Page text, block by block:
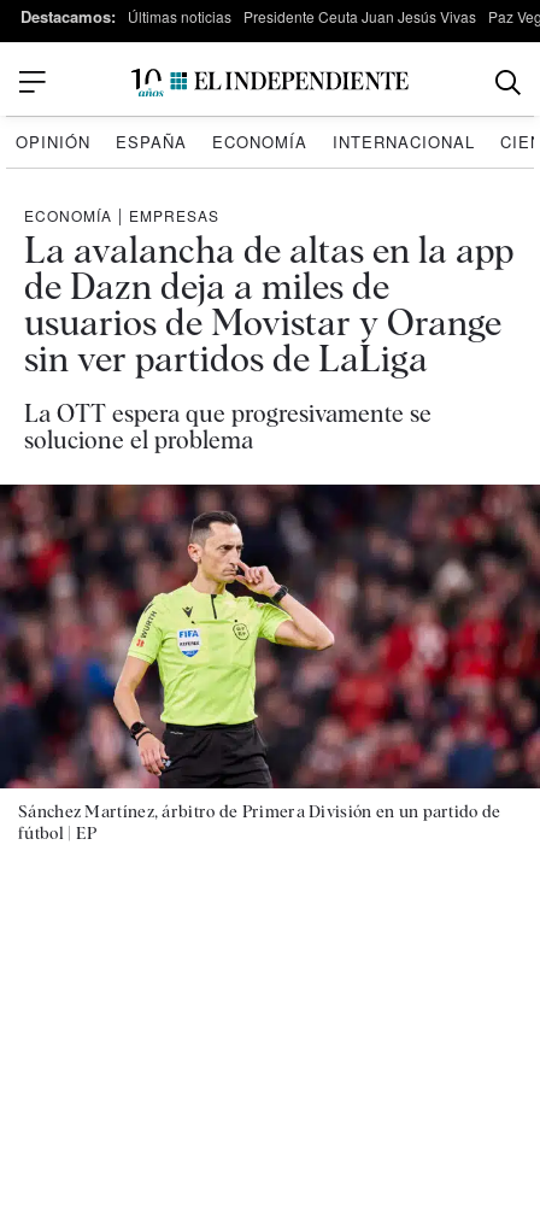
Destacamos: Últimas noticias Presidente Ceuta Juan Jesús Vivas Paz
OPINIÓN ESPAÑA ECONOMÍA INTERNACIONAL
ECONOMÍA | EMPRESAS
La avalancha de altas en la app
de Dazn deja a miles de
usuarios de Movistar y Orange
sin ver partidos de LaLiga
La OTT espera que progresivamente se
solucione el problema
Sánchez Martínez, árbitro de Primera División en un partido de
fútbol | EP